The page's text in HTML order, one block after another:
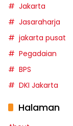
Jakarta
Jasaraharja
jakarta pusat
Pegadaian
BPS
DKI Jakarta
Halaman